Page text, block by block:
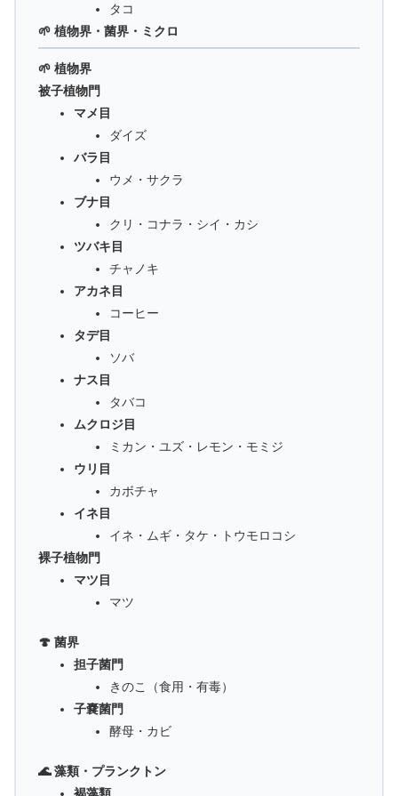
タコ
🌱 植物界・菌界・ミクロ
🌱 植物界
被子植物門
マメ目
ダイズ
バラ目
ウメ・サクラ
ブナ目
クリ・コナラ・シイ・カシ
ツバキ目
チャノキ
アカネ目
コーヒー
タデ目
ソバ
ナス目
タバコ
ムクロジ目
ミカン・ユズ・レモン・モミジ
ウリ目
カボチャ
イネ目
イネ・ムギ・タケ・トウモロコシ
裸子植物門
マツ目
マツ
🍄 菌界
担子菌門
きのこ（食用・有毒）
子嚢菌門
酵母・カビ
🌊 藻類・プランクトン